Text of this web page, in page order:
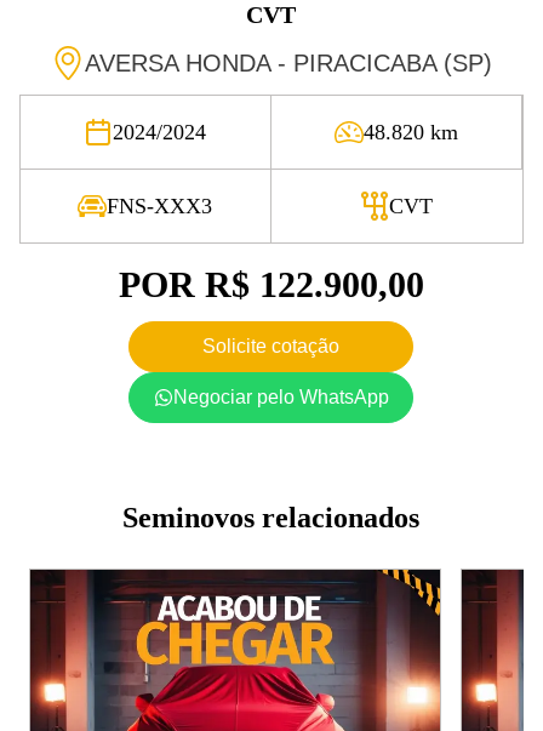
CVT
AVERSA HONDA - PIRACICABA (SP)
2024/2024 48.820 km
FNS-XXX3 CVT
POR R$ 122.900,00
Solicite cotação
Negociar pelo WhatsApp
Seminovos relacionados